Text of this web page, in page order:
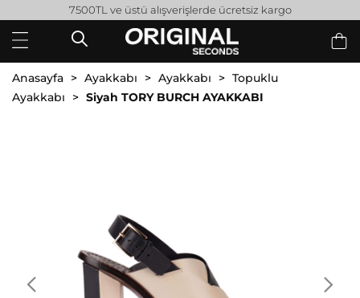
7500TL ve üstü alışverişlerde ücretsiz kargo
Anasayfa Ayakkabı Ayakkabı
Topuklu
Ayakkabı
Siyah TORY BURCH AYAKKABI